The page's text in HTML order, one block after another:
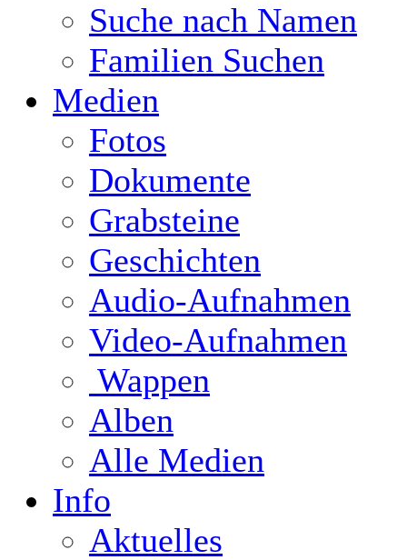
Suche nach Namen
Familien Suchen
Medien
Fotos
Dokumente
Grabsteine
Geschichten
Audio-Aufnahmen
Video-Aufnahmen
Wappen
Alben
Alle Medien
Info
Aktuelles